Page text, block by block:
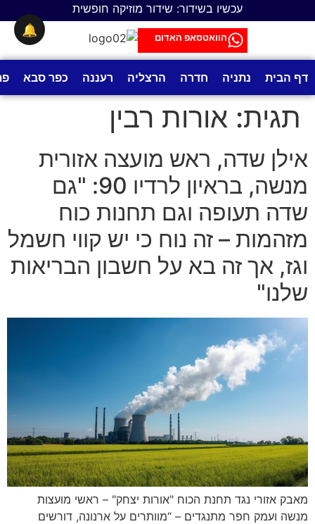
עכשיו בשידור: שידור מוזיקה חופשית
הוואטסאפ האדום
דף הבית נתניה חדרה הרצליה רעננה כפר סבא
תגית: אורות רבין
אילן שדה, ראש מועצה אזורית
מנשה, בראיון לרדיו 90: "גם
שדה תעופה וגם תחנות כוח
מזהמות – זה נוח כי יש קווי חשמל
וגז, אך זה בא על חשבון הבריאות
שלנו"
מאבק אזורי נגד תחנת הכוח "אורות יצחק" – ראשי מועצות
מנשה ועמק חפר מתנגדים – “מוותרים על ארנונה, דורשים
🔔